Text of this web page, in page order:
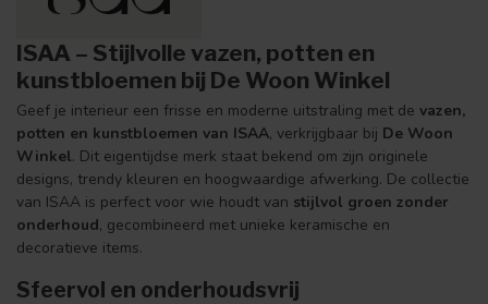
ISAA – Stijlvolle vazen, potten en
kunstbloemen bij De Woon Winkel
Geef je interieur een frisse en moderne uitstraling met de vazen,
potten en kunstbloemen van ISAA, verkrijgbaar bij De Woon
Winkel. Dit eigentijdse merk staat bekend om zijn originele
designs, trendy kleuren en hoogwaardige afwerking. De collectie
van ISAA is perfect voor wie houdt van stijlvol groen zonder
onderhoud, gecombineerd met unieke keramische en
decoratieve items.
Sfeervol en onderhoudsvrij